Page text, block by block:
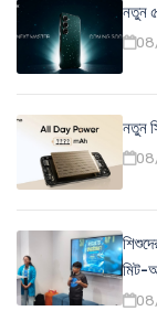
নতুন
নতুন
মিট-